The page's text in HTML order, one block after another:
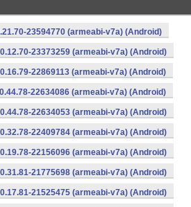
23594770 (armeabi-v7a) (Android)
23373259 (armeabi-v7a) (Android)
22869113 (armeabi-v7a) (Android)
22634086 (armeabi-v7a) (Android)
22634053 (armeabi-v7a) (Android)
22409784 (armeabi-v7a) (Android)
22156096 (armeabi-v7a) (Android)
21775698 (armeabi-v7a) (Android)
21525475 (armeabi-v7a) (Android)